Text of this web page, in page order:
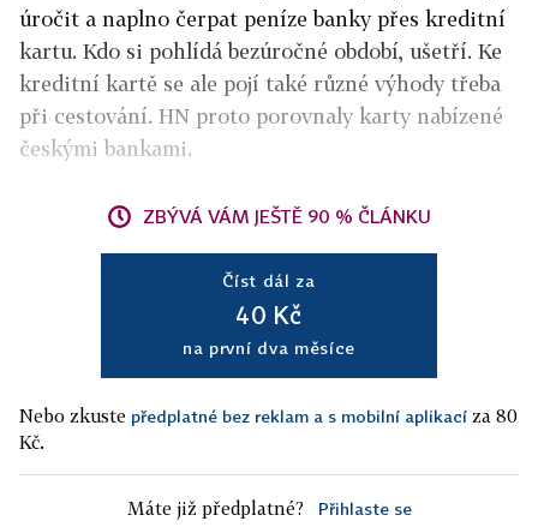
úročit a naplno čerpat peníze banky přes kreditní
kartu. Kdo si pohlídá bezúročné období, ušetří. Ke
kreditní kartě se ale pojí také různé výhody třeba
při cestování. HN proto porovnaly karty nabízené
českými bankami.
ZBÝVÁ VÁM JEŠTĚ 90 % ČLÁNKU
Číst dál za
40 Kč
na první dva měsíce
Nebo zkuste předplatné bez reklam a s mobilní aplikací za 80
Kč.
Máte již předplatné? Přihlaste se